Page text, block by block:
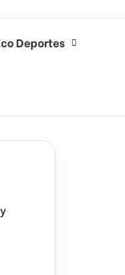
Deportes